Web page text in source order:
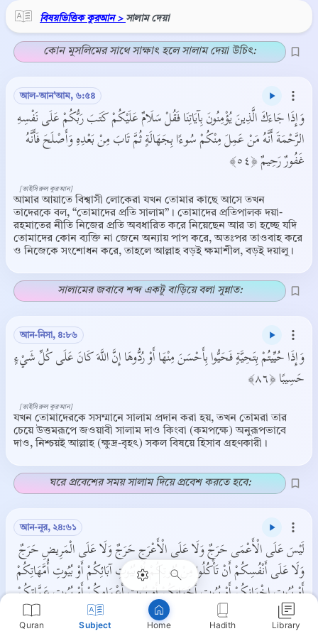
Quran Subject Home Hadith Library
বিষয়ভিত্তিক কুরআন > সালাম দেয়া
কোন মুসলিমের সাথে সাক্ষাৎ হলে সালাম দেয়া উচিৎ:
আল-আন'আম, ৬:৫৪
وَإِذَا جَاءَكَ الَّذِينَ يُؤْمِنُونَ بِآيَاتِنَا فَقُلْ سَلَامٌ عَلَيْكُمْ كَتَبَ رَبُّكُمْ عَلَى نَفْسِهِ
الرَّحْمَةَ أَنَّهُ مَنْ عَمِلَ مِنْكُمْ سُوءًا بِجَهَالَةٍ ثُمَّ تَابَ مِنْ بَعْدِهِ وَأَصْلَحَ فَأَنَّهُ
غَفُورٌ رَحِيمٌ ﴿٥٤﴾
আমার আয়াতে বিশ্বাসী লোকেরা যখন তোমার কাছে আসে তখন
তাদেরকে বল, ‘‘তোমাদের প্রতি সালাম’’। তোমাদের প্রতিপালক দয়া-
রহমাতের নীতি নিজের প্রতি অবধারিত করে নিয়েছেন আর তা হচ্ছে যদি
তোমাদের কোন ব্যক্তি না জেনে অন্যায় পাপ করে, অতঃপর তাওবাহ করে
ও নিজেকে সংশোধন করে, তাহলে আল্লাহ বড়ই ক্ষমাশীল, বড়ই দয়ালু।
[তাইসিরুল কুরআন]
সালামের জবাবে শব্দ একটু বাড়িয়ে বলা সুন্নাত:
আন-নিসা, ৪:৮৬
وَإِذَا حُيِّيتُمْ بِتَحِيَّةٍ فَحَيُّوا بِأَحْسَنَ مِنْهَا أَوْ رُدُّوهَا إِنَّ اللَّهَ كَانَ عَلَى كُلِّ شَيْءٍ
حَسِيبًا ﴿٨٦﴾
যখন তোমাদেরকে সসম্মানে সালাম প্রদান করা হয়, তখন তোমরা তার
চেয়ে উত্তমরূপে জওয়াবী সালাম দাও কিংবা (কমপক্ষে) অনুরূপভাবে
দাও, নিশ্চয়ই আল্লাহ (ক্ষুদ্র-বৃহৎ) সকল বিষয়ে হিসাব গ্রহণকারী।
[তাইসিরুল কুরআন]
ঘরে প্রবেশের সময় সালাম দিয়ে প্রবেশ করতে হবে:
আন-নূর, ২৪:৬১
لَيْسَ عَلَى الْأَعْمَى حَرَجٌ وَلَا عَلَى الْأَعْرَجِ حَرَجٌ وَلَا عَلَى الْمَرِيضِ حَرَجٌ
وَلَا عَلَى أَنْفُسِكُمْ أَنْ تَأْكُلُوا مِنْ بُيُوتِكُمْ أَوْ بُيُوتِ آبَائِكُمْ أَوْ بُيُوتِ أُمَّهَاتِكُمْ
أَوْ بُيُوتِ إِخْوَانِكُمْ أَوْ بُيُوتِ أَخَوَاتِكُمْ أَوْ بُيُوتِ أَعْمَامِكُمْ أَوْ بُيُوتِ عَمَّاتِكُمْ
أَوْ بُيُوتِ أَخْوَالِكُمْ أَوْ بُيُوتِ خَالَاتِكُمْ أَوْ مَا مَلَكْتُمْ مَفَاتِحَهُ أَوْ صَدِيقِكُمْ